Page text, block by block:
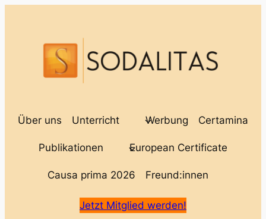
Über uns Unterricht Werbung Certamina
Publikationen European Certificate
Causa prima 2026 Freund:innen
Jetzt Mitglied werden!